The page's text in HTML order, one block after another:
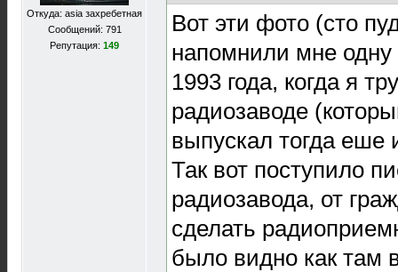
Откуда: asia захребетная
Сообщений: 791
Репутация: 149
Вот эти фото (сто
напомнили мне одну
1993 года, когда я
радиозаводе
выпускал тогда еше
Так вот поступило
радиозавода, от
сделать
было видно как там